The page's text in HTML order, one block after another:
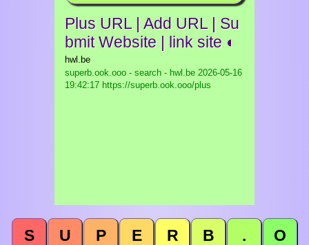
Plus URL | Add URL | Su
bmit Website | link site ◐
hwl.be
superb.ook.ooo - search - hwl.be 2026-05-16
19:42:17 https://superb.ook.ooo/plus
S U P E R B . O